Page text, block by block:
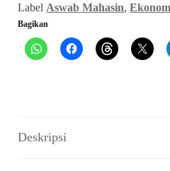
Label Aswab Mahasin,
Bagikan
Deskripsi